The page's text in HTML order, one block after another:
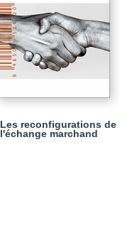
Les reconfigurations de
l'échange marchand